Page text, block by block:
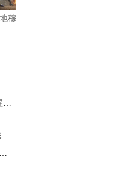
穆